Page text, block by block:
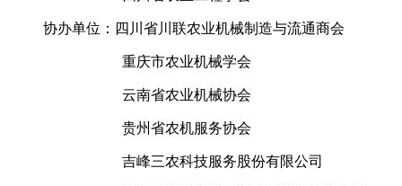
协办单位：四川省川联农业机械制造与流通商会
重庆市农业机械学会
云南省农业机械协会
贵州省农机服务协会
吉峰三农科技服务股份有限公司